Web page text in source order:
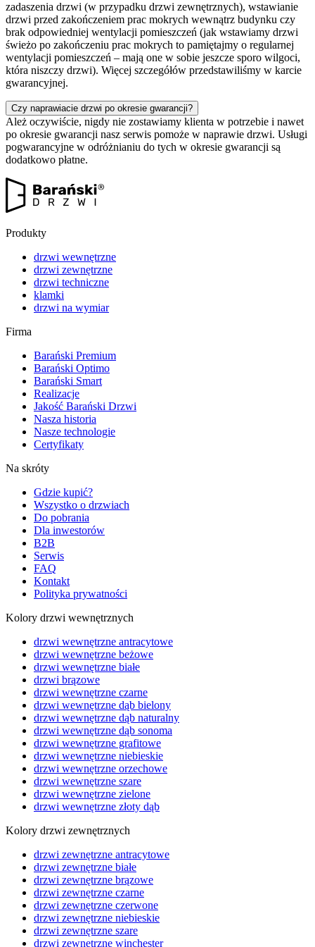
zadaszenia drzwi (w przypadku drzwi zewnętrznych), wstawianie
drzwi przed zakończeniem prac mokrych wewnątrz budynku czy
brak odpowiedniej wentylacji pomieszczeń (jak wstawiamy drzwi
świeżo po zakończeniu prac mokrych to pamiętajmy o regularnej
wentylacji pomieszczeń – mają one w sobie jeszcze sporo wilgoci,
która niszczy drzwi). Więcej szczegółów przedstawiliśmy w karcie
gwarancyjnej.
Czy naprawiacie drzwi po okresie gwarancji?
Ależ oczywiście, nigdy nie zostawiamy klienta w potrzebie i nawet
po okresie gwarancji nasz serwis pomoże w naprawie drzwi. Usługi
pogwarancyjne w odróżnianiu do tych w okresie gwarancji są
dodatkowo płatne.
Produkty
drzwi wewnętrzne
drzwi zewnętrzne
drzwi techniczne
klamki
drzwi na wymiar
Firma
Barański Premium
Barański Optimo
Barański Smart
Realizacje
Jakość Barański Drzwi
Nasza historia
Nasze technologie
Certyfikaty
Na skróty
Gdzie kupić?
Wszystko o drzwiach
Do pobrania
Dla inwestorów
B2B
Serwis
FAQ
Kontakt
Polityka prywatności
Kolory drzwi wewnętrznych
drzwi wewnętrzne antracytowe
drzwi wewnętrzne beżowe
drzwi wewnętrzne białe
drzwi brązowe
drzwi wewnętrzne czarne
drzwi wewnętrzne dąb bielony
drzwi wewnętrzne dąb naturalny
drzwi wewnętrzne dąb sonoma
drzwi wewnętrzne grafitowe
drzwi wewnętrzne niebieskie
drzwi wewnętrzne orzechowe
drzwi wewnętrzne szare
drzwi wewnętrzne zielone
drzwi wewnętrzne złoty dąb
Kolory drzwi zewnętrznych
drzwi zewnętrzne antracytowe
drzwi zewnętrzne białe
drzwi zewnętrzne brązowe
drzwi zewnętrzne czarne
drzwi zewnętrzne czerwone
drzwi zewnętrzne niebieskie
drzwi zewnętrzne szare
drzwi zewnętrzne winchester